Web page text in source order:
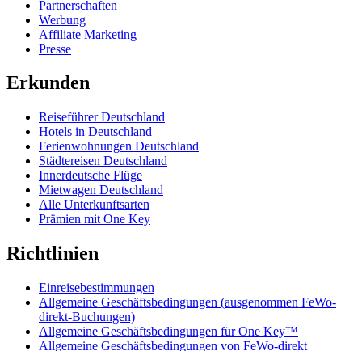
Partnerschaften
Werbung
Affiliate Marketing
Presse
Erkunden
Reiseführer Deutschland
Hotels in Deutschland
Ferienwohnungen Deutschland
Städtereisen Deutschland
Innerdeutsche Flüge
Mietwagen Deutschland
Alle Unterkunftsarten
Prämien mit One Key
Richtlinien
Einreisebestimmungen
Allgemeine Geschäftsbedingungen (ausgenommen FeWo-
direkt-Buchungen)
Allgemeine Geschäftsbedingungen für One Key™
Allgemeine Geschäftsbedingungen von FeWo-direkt